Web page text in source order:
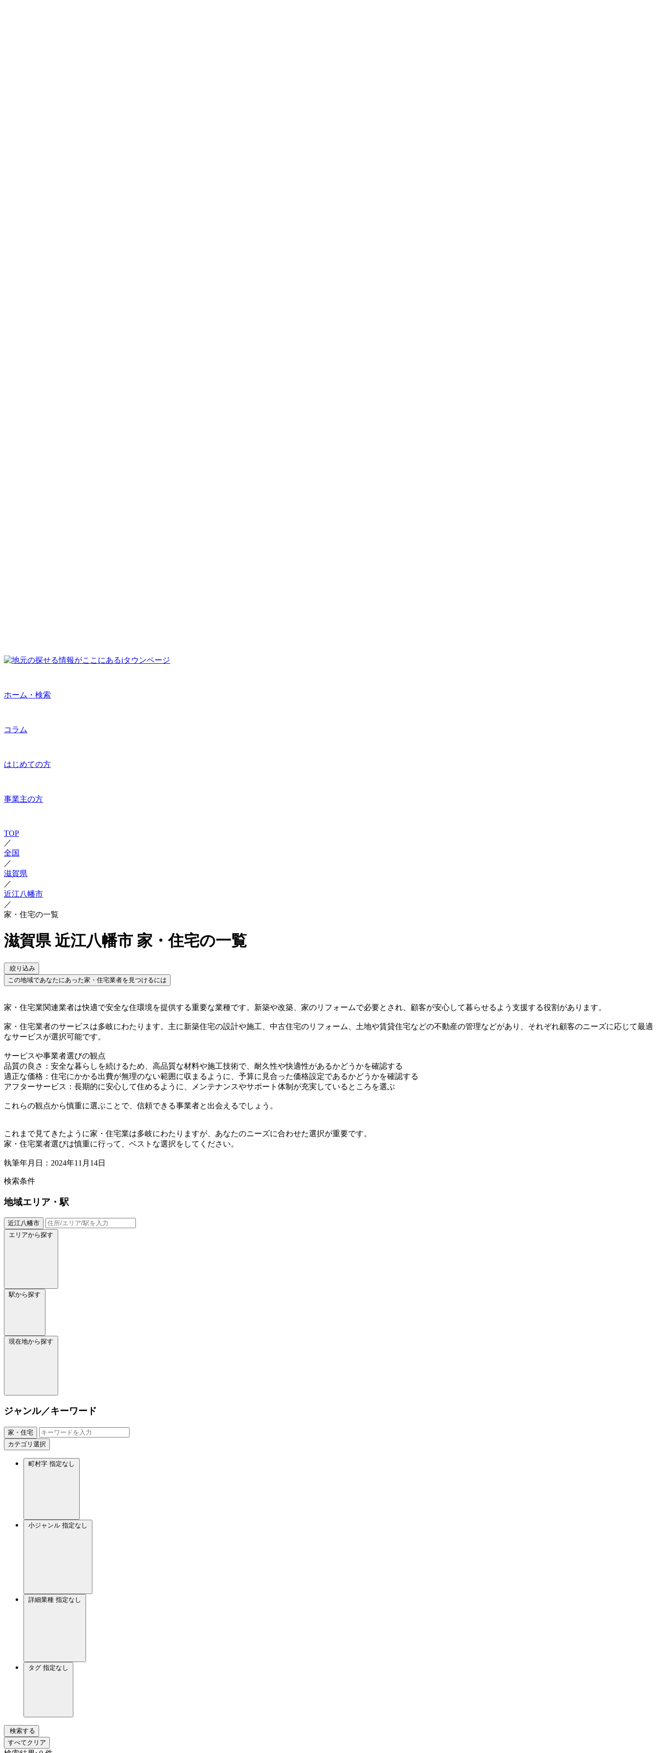
ホーム・検索
コラム
はじめての方
事業主の方
TOP
／
全国
／
滋賀県
／
近江八幡市
／
家・住宅の一覧
滋賀県 近江八幡市 家・住宅の一覧
絞り込み
この地域であなたにあった家・住宅業者を見つけるには
家・住宅業関連業者は快適で安全な住環境を提供する重要な業種です。新築や改築、家のリフォームで必要とされ、顧客が安心して暮らせるよう支援する役割があります。
家・住宅業者のサービスは多岐にわたります。主に新築住宅の設計や施工、中古住宅のリフォーム、土地や賃貸住宅などの不動産の管理などがあり、それぞれ顧客のニーズに応じて最適
なサービスが選択可能です。
サービスや事業者選びの観点
品質の良さ：安全な暮らしを続けるため、高品質な材料や施工技術で、耐久性や快適性があるかどうかを確認する
適正な価格：住宅にかかる出費が無理のない範囲に収まるように、予算に見合った価格設定であるかどうかを確認する
アフターサービス：長期的に安心して住めるように、メンテナンスやサポート体制が充実しているところを選ぶ
これらの観点から慎重に選ぶことで、信頼できる事業者と出会えるでしょう。
これまで見てきたように家・住宅業は多岐にわたりますが、あなたのニーズに合わせた選択が重要です。
家・住宅業者選びは慎重に行って、ベストな選択をしてください。
執筆年月日：2024年11月14日
検索条件
地域エリア・駅
近江八幡市
エリアから探す
駅から探す
現在地から探す
ジャンル／キーワード
家・住宅
カテゴリ選択
町村字 指定なし
小ジャンル 指定なし
詳細業種 指定なし
タグ 指定なし
検索する
すべてクリア